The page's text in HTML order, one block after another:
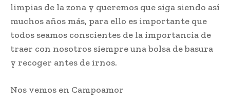
limpias de la zona y queremos que siga siendo así
muchos años más, para ello es importante que
todos seamos conscientes de la importancia de
traer con nosotros siempre una bolsa de basura
y recoger antes de irnos.
Nos vemos en Campoamor